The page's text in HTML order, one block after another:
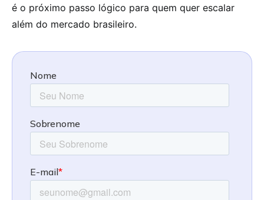
é o próximo passo lógico para quem quer escalar
além do mercado brasileiro.